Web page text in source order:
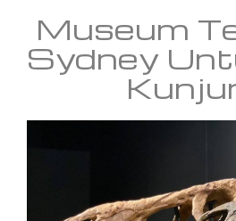
Museum
Sydney